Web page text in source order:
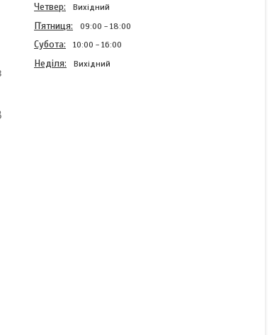
Четвер Вихідний
Пʼятниця 09:00 18:00
Субота 10:00 16:00
Неділя Вихідний